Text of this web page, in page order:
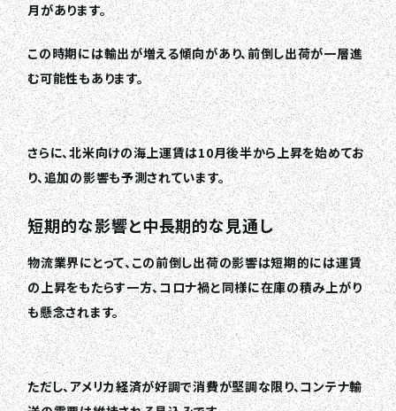
月があります。
この時期には輸出が増える傾向があり、前倒し出荷が一層進
む可能性もあります。
さらに、北米向けの海上運賃は10月後半から上昇を始めてお
り、追加の影響も予測されています。
短期的な影響と中長期的な見通し
物流業界にとって、この前倒し出荷の影響は短期的には運賃
の上昇をもたらす一方、コロナ禍と同様に在庫の積み上がり
も懸念されます。
ただし、アメリカ経済が好調で消費が堅調な限り、コンテナ輸